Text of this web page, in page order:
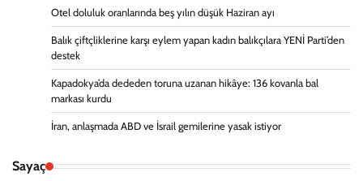
Otel doluluk oranlarında beş yılın düşük Haziran ayı
Balık çiftçliklerine karşı eylem yapan kadın balıkçılara YENİ Parti’den
destek
Kapadokya’da dededen toruna uzanan hikâye: 136 kovanla bal
markası kurdu
İran, anlaşmada ABD ve İsrail gemilerine yasak istiyor
Sayaç